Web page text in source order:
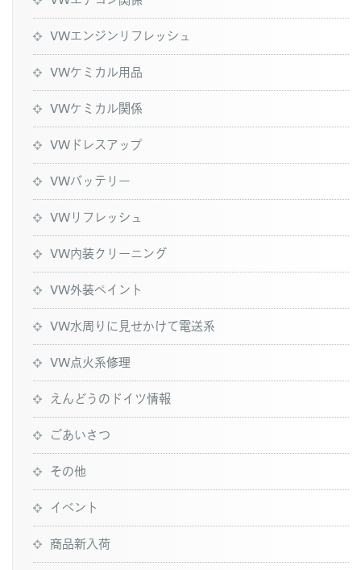
VWエンジンリフレッシュ
VWケミカル用品
VWケミカル関係
VWドレスアップ
VWバッテリー
VWリフレッシュ
VW内装クリーニング
VW外装ペイント
VW水周りに見せかけて電送系
VW点火系修理
えんどうのドイツ情報
ごあいさつ
その他
イベント
商品新入荷